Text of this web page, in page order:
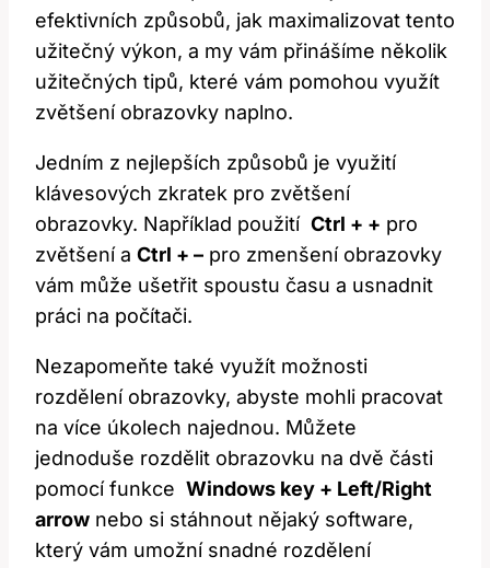
efektivních ⁣způsobů, jak maximalizovat tento
užitečný výkon, a my vám přinášíme‍ několik
užitečných ​tipů, které vám pomohou využít
zvětšení ​obrazovky naplno.
Jedním‍ z nejlepších způsobů je využití
klávesových zkratek⁤ pro zvětšení
obrazovky. Například použití ⁣ Ctrl + + pro
zvětšení a⁢ Ctrl + – pro zmenšení obrazovky
vám může ušetřit spoustu času a usnadnit
práci na​ počítači.
Nezapomeňte⁤ také ⁤využít možnosti⁢
rozdělení ⁤obrazovky, abyste mohli​ pracovat
na více úkolech najednou. Můžete
jednoduše rozdělit obrazovku na dvě části
pomocí ​funkce ⁤ Windows key + Left/Right
arrow nebo si stáhnout nějaký software,
který vám umožní snadné rozdělení